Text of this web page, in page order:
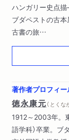
ハンガリー史点描
ブダペストの古本
古書の旅
ヨーロッパの古
東欧の古書店再訪
著作者プロフィー
徳永康元（ とくな
1912～2003年。
語学科）卒業。ブ